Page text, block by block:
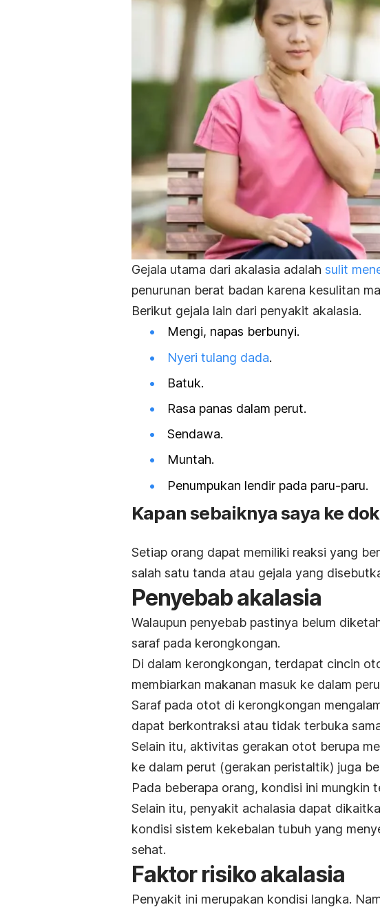
Gejala utama dari akalasia adalah sulit
penurunan berat badan karena kesulitan
Berikut gejala lain dari penyakit akalasia.
Mengi, napas berbunyi.
Nyeri tulang dada.
Batuk.
Rasa panas dalam perut.
Sendawa.
Muntah.
Penumpukan lendir pada paru-paru.
Kapan sebaiknya saya ke
Setiap orang dapat memiliki reaksi yang
salah satu tanda atau gejala yang
Penyebab akalasia
Walaupun penyebab pastinya belum
saraf pada kerongkongan.
Di dalam kerongkongan, terdapat cincin
membiarkan makanan masuk ke dalam
Saraf pada otot di kerongkongan
dapat berkontraksi atau tidak terbuka
Selain itu, aktivitas gerakan otot berupa
ke dalam perut (gerakan peristaltik) juga
Pada beberapa orang, kondisi ini mungkin
Selain itu, penyakit achalasia dapat
kondisi sistem kekebalan tubuh yang
sehat.
Faktor risiko akalasia
Penyakit ini merupakan kondisi langka.